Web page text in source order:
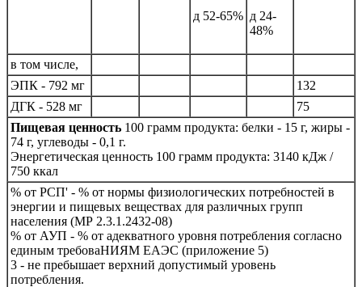
д 52-65% д 24-
48%
в том числе,
ЭПК - 792 мг
132
ДГК - 528 мг
75
Пищевая ценность 100 грамм продукта: белки - 15 г, жиры -
74 г, углеводы - 0,1 г.
Энергетическая ценность 100 грамм продукта: 3140 кДж /
750 ккал
% от РСП' - % от нормы физиологических потребностей в
энергии и пищевых веществах для различных групп
населения (МР 2.3.1.2432-08)
% от АУП - % от адекватного уровня потребления согласно
единым требоваНИЯМ ЕАЭС (приложение 5)
3 - не пребышает верхний допустимый уровень
потребления.